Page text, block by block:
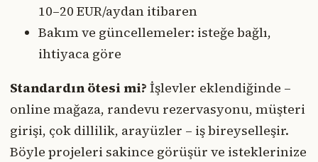
10–20 EUR/aydan itibaren
Bakım ve güncellemeler: isteğe bağlı,
ihtiyaca göre
Standardın ötesi mi? İşlevler eklendiğinde –
online mağaza, randevu rezervasyonu, müşteri
girişi, çok dillilik, arayüzler – iş bireyselleşir.
Böyle projeleri sakince görüşür ve isteklerinize